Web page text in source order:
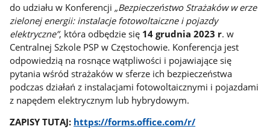
do udziału w Konferencji „Bezpieczeństwo Strażaków w erze
zielonej energii: instalacje fotowoltaiczne i pojazdy
elektryczne”, która odbędzie się 14 grudnia 2023 r. w
Centralnej Szkole PSP w Częstochowie. Konferencja jest
odpowiedzią na rosnące wątpliwości i pojawiające się
pytania wśród strażaków w sferze ich bezpieczeństwa
podczas działań z instalacjami fotowoltaicznymi i pojazdami
z napędem elektrycznym lub hybrydowym.
ZAPISY TUTAJ: https://forms.office.com/r/